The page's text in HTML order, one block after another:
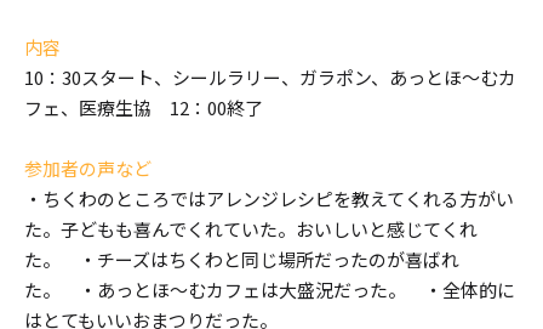
内容
10：30スタート、シールラリー、ガラポン、あっとほ～むカ
フェ、医療生協 12：00終了
参加者の声など
・ちくわのところではアレンジレシピを教えてくれる方がい
た。子どもも喜んでくれていた。おいしいと感じてくれ
た。 ・チーズはちくわと同じ場所だったのが喜ばれ
た。 ・あっとほ～むカフェは大盛況だった。 ・全体的に
はとてもいいおまつりだった。